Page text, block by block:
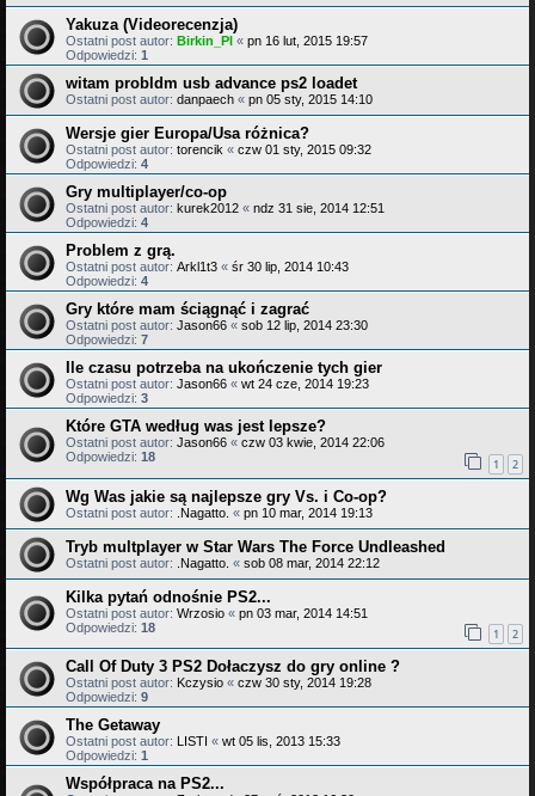
Yakuza (Videorecenzja)
Ostatni post autor: Birkin_Pl « pn 16 lut, 2015 19:57
Odpowiedzi: 1
witam probldm usb advance ps2 loadet
Ostatni post autor: danpaech « pn 05 sty, 2015 14:10
Wersje gier Europa/Usa różnica?
Ostatni post autor: torencik « czw 01 sty, 2015 09:32
Odpowiedzi: 4
Gry multiplayer/co-op
Ostatni post autor: kurek2012 « ndz 31 sie, 2014 12:51
Odpowiedzi: 4
Problem z grą.
Ostatni post autor: Arkl1t3 « śr 30 lip, 2014 10:43
Odpowiedzi: 4
Gry które mam ściągnąć i zagrać
Ostatni post autor: Jason66 « sob 12 lip, 2014 23:30
Odpowiedzi: 7
Ile czasu potrzeba na ukończenie tych gier
Ostatni post autor: Jason66 « wt 24 cze, 2014 19:23
Odpowiedzi: 3
Które GTA według was jest lepsze?
Ostatni post autor: Jason66 « czw 03 kwie, 2014 22:06
Odpowiedzi: 18 1 2
Wg Was jakie są najlepsze gry Vs. i Co-op?
Ostatni post autor: .Nagatto. « pn 10 mar, 2014 19:13
Tryb multplayer w Star Wars The Force Undleashed
Ostatni post autor: .Nagatto. « sob 08 mar, 2014 22:12
Kilka pytań odnośnie PS2...
Ostatni post autor: Wrzosio « pn 03 mar, 2014 14:51
Odpowiedzi: 18 1 2
Call Of Duty 3 PS2 Dołaczysz do gry online ?
Ostatni post autor: Kczysio « czw 30 sty, 2014 19:28
Odpowiedzi: 9
The Getaway
Ostatni post autor: LISTI « wt 05 lis, 2013 15:33
Odpowiedzi: 1
Współpraca na PS2...